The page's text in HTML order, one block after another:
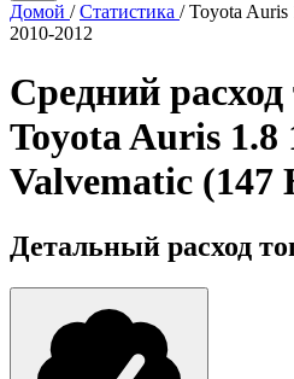
Домой / Статистика / Toyota Auris
2010-2012
Средний
Toyota Auris 1.8
Valvematic (147
Детальный расход